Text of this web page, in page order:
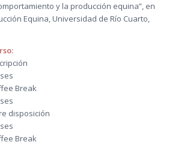
y la producción equina”, en
Equina, Universidad de Río Cuarto,
Break
disposición
Break